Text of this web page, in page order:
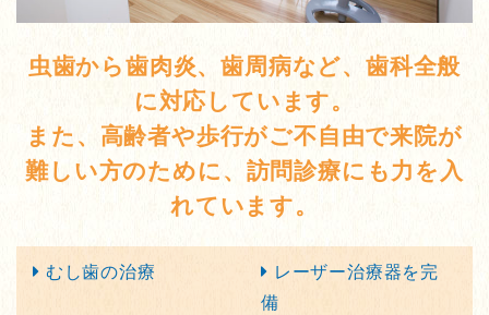
虫歯から歯肉炎、歯周病など、歯科全般
に対応しています。
また、高齢者や歩行がご不自由で来院が
難しい方のために、 訪問診療にも力を入
れています。
むし歯の治療
レーザー治療器を完
備